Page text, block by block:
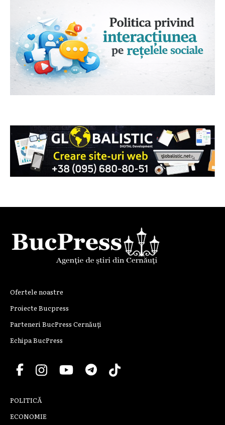
Ofertele noastre
Proiecte Bucpress
Parteneri BucPress Cernăuți
Echipa BucPress
POLITICĂ
ECONOMIE